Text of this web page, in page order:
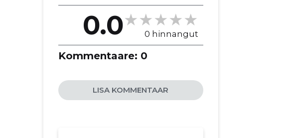
0.0 0 hinnangut
Kommentaare: 0
LISA KOMMENTAAR